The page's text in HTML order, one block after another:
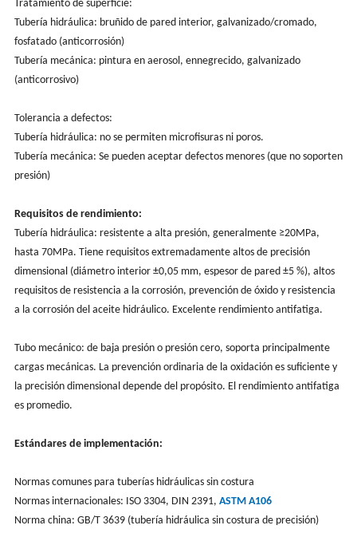
Tratamiento de superficie:
Tubería hidráulica: bruñido de pared interior, galvanizado/cromado,
fosfatado (anticorrosión)
Tubería mecánica: pintura en aerosol, ennegrecido, galvanizado
(anticorrosivo)
Tolerancia a defectos:
Tubería hidráulica: no se permiten microfisuras ni poros.
Tubería mecánica: Se pueden aceptar defectos menores (que no soporten
presión)
Requisitos de rendimiento:
Tubería hidráulica: resistente a alta presión, generalmente ≥20MPa,
hasta 70MPa. Tiene requisitos extremadamente altos de precisión
dimensional (diámetro interior ±0,05 mm, espesor de pared ±5 %), altos
requisitos de resistencia a la corrosión, prevención de óxido y resistencia
a la corrosión del aceite hidráulico. Excelente rendimiento antifatiga.
Tubo mecánico: de baja presión o presión cero, soporta principalmente
cargas mecánicas. La prevención ordinaria de la oxidación es suficiente y
la precisión dimensional depende del propósito. El rendimiento antifatiga
es promedio.
Estándares de implementación:
Normas comunes para tuberías hidráulicas sin costura
Normas internacionales: ISO 3304, DIN 2391, ASTM A106
Norma china: GB/T 3639 (tubería hidráulica sin costura de precisión)